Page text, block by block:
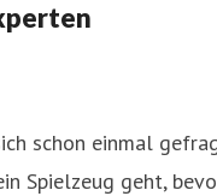
schon einmal
Spielzeug geht,